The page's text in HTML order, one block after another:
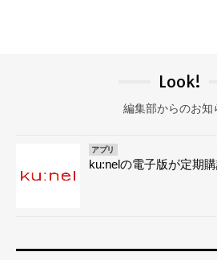
Look!
編集部からのお知
アプリ
ku:nelの電子版が定期